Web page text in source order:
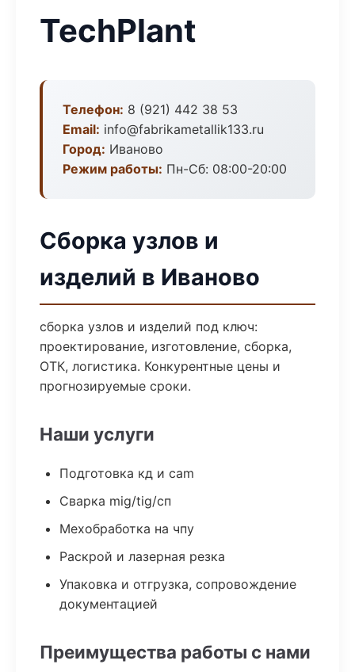
TechPlant
Телефон: 8 (921) 442 38 53
Email: info@fabrikametallik133.ru
Город: Иваново
Режим работы: Пн-Сб: 08:00-20:00
Сборка узлов и
изделий в Иваново
сборка узлов и изделий под ключ:
проектирование, изготовление, сборка,
ОТК, логистика. Конкурентные цены и
прогнозируемые сроки.
Наши услуги
Подготовка кд и cam
Сварка mig/tig/сп
Мехобработка на чпу
Раскрой и лазерная резка
Упаковка и отгрузка, сопровождение
документацией
Преимущества работы с нами